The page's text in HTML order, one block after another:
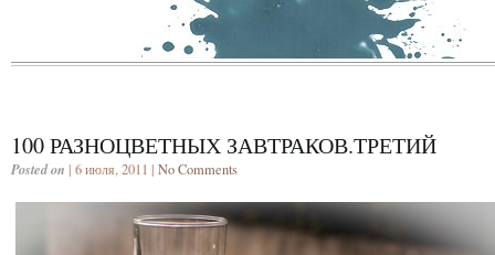
100 РАЗНОЦВЕТНЫХ ЗАВТРАКОВ.ТРЕТИЙ
Posted on | 6 июля, 2011 | No Comments